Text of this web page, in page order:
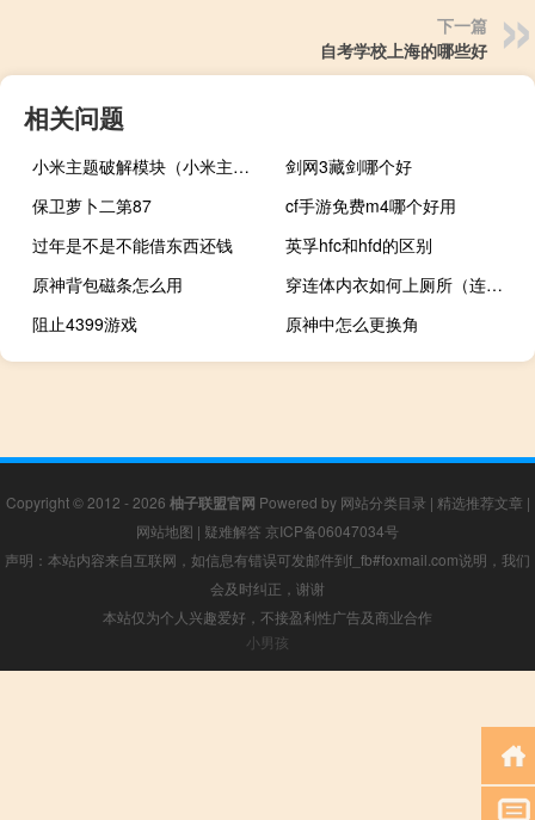
下一篇
自考学校上海的哪些好
相关问题
小米主题破解模块（小米主题破解）
剑网3藏剑哪个好
保卫萝卜二第87
cf手游免费m4哪个好用
过年是不是不能借东西还钱
英孚hfc和hfd的区别
原神背包磁条怎么用
穿连体内衣如何上厕所（连体内衣怎么上厕所）
阻止4399游戏
原神中怎么更换角
Copyright © 2012 - 2026 柚子联盟官网 Powered by 网站分类目录 | 精选推荐文章 |
网站地图 | 疑难解答 京ICP备06047034号
声明：本站内容来自互联网，如信息有错误可发邮件到f_fb#foxmail.com说明，我们
会及时纠正，谢谢
本站仅为个人兴趣爱好，不接盈利性广告及商业合作
小男孩